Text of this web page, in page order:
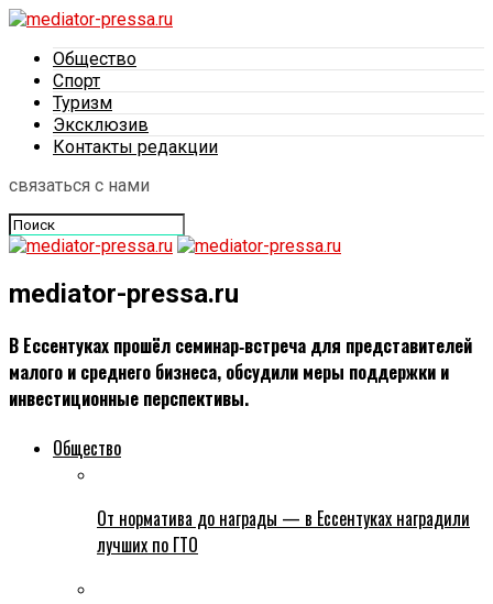
Общество
Спорт
Туризм
Эксклюзив
Контакты редакции
связаться с нами
mediator-pressa.ru
В Ессентуках прошёл семинар‑встреча для представителей
малого и среднего бизнеса, обсудили меры поддержки и
инвестиционные перспективы.
Общество
От норматива до награды — в Ессентуках наградили
лучших по ГТО